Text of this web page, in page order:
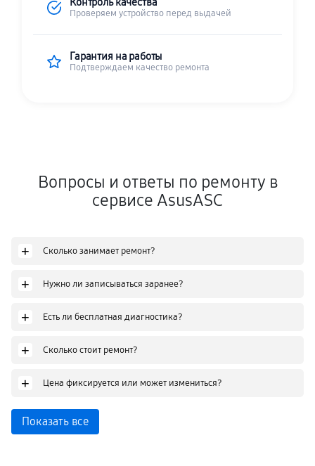
Проверяем устройство перед выдачей
Гарантия на работы
Подтверждаем качество ремонта
Вопросы и ответы по ремонту в
сервисе AsusASC
+ Сколько занимает ремонт?
+ Нужно ли записываться заранее?
+ Есть ли бесплатная диагностика?
+ Сколько стоит ремонт?
+ Цена фиксируется или может измениться?
Показать все